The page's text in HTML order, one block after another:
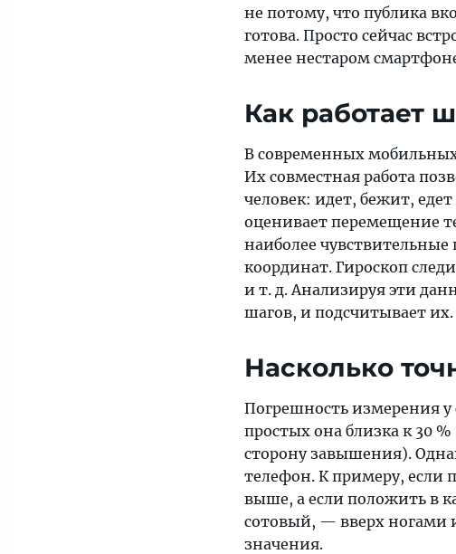
шагов
ежедневно.
Откуда
такая
подозрительно
круглая
цифра?
Есть
мнение,
что
заявленную
норму
придумали
первые
не потому, что публика
готова. Просто сейчас
менее нестаром
Как работает
В современных мобильных
Их совместная работа
человек: идет, бежит,
оценивает перемещение
наиболее
координат. Гироскоп
и т. д. Анализируя эти
шагов, и подсчитывает их.
Насколько
Погрешность измерения у
простых она близка к 30
сторону завышения).
телефон. К примеру, если
выше, а если положить в
сотовый, — вверх ногами
значения.